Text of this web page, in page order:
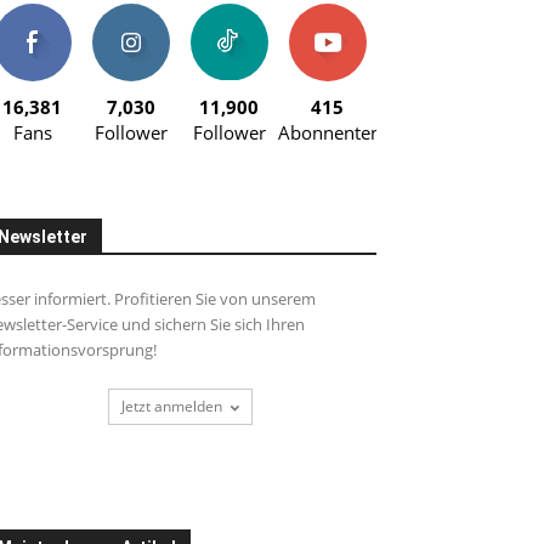
16,381
Fans
7,030
Follower
11,900
Follower
415
Abonnenten
Newsletter
informiert. Profitieren Sie von unserem
Service und sichern Sie sich Ihren
Jetzt anmelden